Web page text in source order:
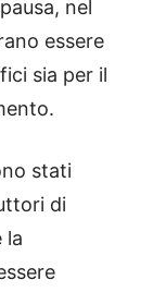
nel
essere
sia per il
stati
di
la